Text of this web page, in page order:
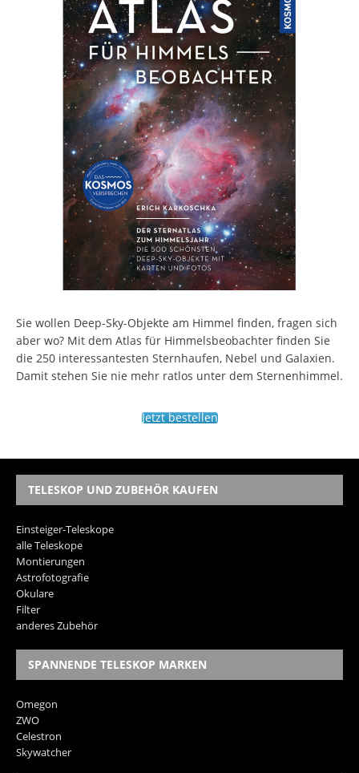
Sie wollen Deep-Sky-Objekte am Himmel finden, fragen sich
aber wo? Mit dem Atlas für Himmelsbeobachter finden Sie
die 250 interessantesten Sternhaufen, Nebel und Galaxien.
Damit stehen Sie nie mehr ratlos unter dem Sternenhimmel.
Jetzt bestellen
TELESKOP UND ZUBEHÖR KAUFEN
Einsteiger-Teleskope
alle Teleskope
Montierungen
Astrofotografie
Okulare
Filter
anderes Zubehör
SPANNENDE TELESKOP MARKEN
Omegon
ZWO
Celestron
Skywatcher